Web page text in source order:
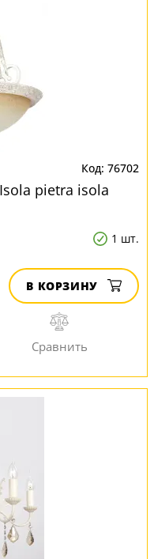
76702
pietra isola
1 шт.
В КОРЗИНУ